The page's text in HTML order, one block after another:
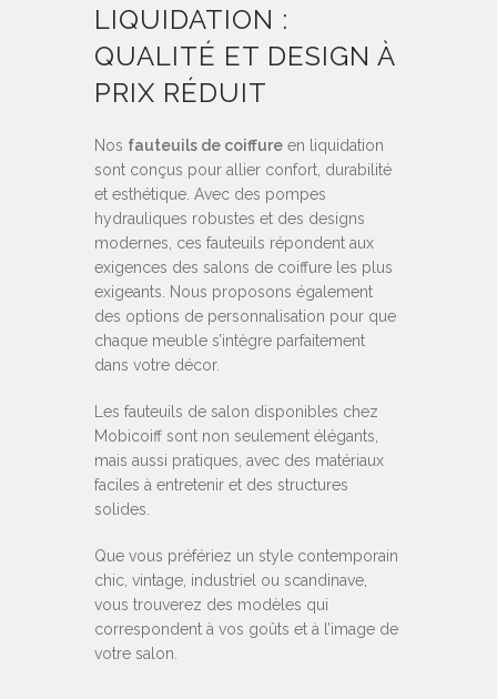
LIQUIDATION :
QUALITÉ ET DESIGN À
PRIX RÉDUIT
Nos fauteuils de coiffure en liquidation
sont conçus pour allier confort, durabilité
et esthétique. Avec des pompes
hydrauliques robustes et des designs
modernes, ces fauteuils répondent aux
exigences des salons de coiffure les plus
exigeants. Nous proposons également
des options de personnalisation pour que
chaque meuble s’intègre parfaitement
dans votre décor.
Les fauteuils de salon disponibles chez
Mobicoiff sont non seulement élégants,
mais aussi pratiques, avec des matériaux
faciles à entretenir et des structures
solides.
Que vous préfériez un style contemporain
chic, vintage, industriel ou scandinave,
vous trouverez des modèles qui
correspondent à vos goûts et à l’image de
votre salon.